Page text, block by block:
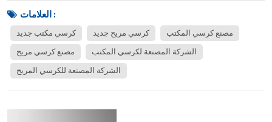
ساعات العمل الطويلة. سواء كنت تعمل من المنزل أو في مكتب تقليدي، توفر
سلسلة HMS تجربة مريحة استثنا...
العلامات :
كرسي مكتب جديد كرسي مريح جديد مصنع كرسي المكتب
مصنع كرسي مريح الشركة المصنعة لكرسي المكتب
الشركة المصنعة للكرسي المريح